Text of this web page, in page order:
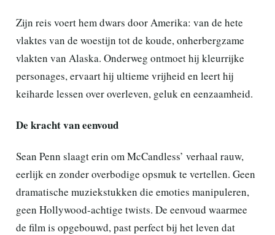
Zijn reis voert hem dwars door Amerika: van de hete
vlaktes van de woestijn tot de koude, onherbergzame
vlakten van Alaska. Onderweg ontmoet hij kleurrijke
personages, ervaart hij ultieme vrijheid en leert hij
keiharde lessen over overleven, geluk en eenzaamheid.
De kracht van eenvoud
Sean Penn slaagt erin om McCandless’ verhaal rauw,
eerlijk en zonder overbodige opsmuk te vertellen. Geen
dramatische muziekstukken die emoties manipuleren,
geen Hollywood-achtige twists. De eenvoud waarmee
de film is opgebouwd, past perfect bij het leven dat